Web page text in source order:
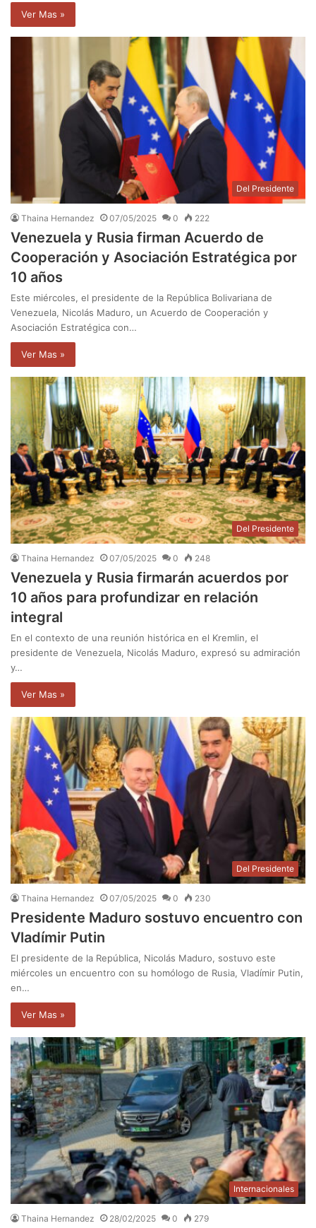
Ver Mas »
Del Presidente
Thaina Hernandez 07/05/2025 0 222
Venezuela y Rusia firman Acuerdo de
Cooperación y Asociación Estratégica por
10 años
Este miércoles, el presidente de la República Bolivariana de
Venezuela, Nicolás Maduro, un Acuerdo de Cooperación y
Asociación Estratégica con…
Ver Mas »
Del Presidente
Thaina Hernandez 07/05/2025 0 248
Venezuela y Rusia firmarán acuerdos por
10 años para profundizar en relación
integral
En el contexto de una reunión histórica en el Kremlin, el
presidente de Venezuela, Nicolás Maduro, expresó su admiración
y…
Ver Mas »
Del Presidente
Thaina Hernandez 07/05/2025 0 230
Presidente Maduro sostuvo encuentro con
Vladímir Putin
El presidente de la República, Nicolás Maduro, sostuvo este
miércoles un encuentro con su homólogo de Rusia, Vladímir Putin,
en…
Ver Mas »
Internacionales
Thaina Hernandez 28/02/2025 0 279